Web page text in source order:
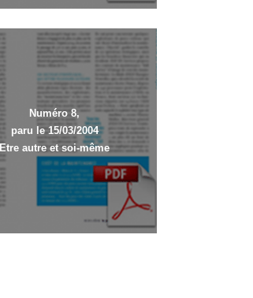
Numéro 8,
paru le 15/03/2004
Etre autre et soi-même